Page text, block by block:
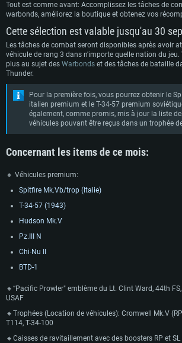
Tout est comme avant: Accomplissez les tâches de
warbonds, améliorez la boutique et obtenez vos
Cette sélection est valable jusqu'au 30
Les tâches de combat seront disponibles après avoir
véhicule de rang 3 dans n'importe quelle nation du
plus au sujet des Warbonds et des tâches de bataille
Thunder.
Pour la première fois, vous pourrez obtenir le
italien premium et le T-34-57 premium
également, comme promis, mis à jour la liste
véhicules pouvant être reçus dans un trophée
Concernant les items de ce mois:
🔸 Véhicules premium:
Spitfire Mk.Vb/trop (Italie)
Т-34-57 (1943)
Hudson Mk.V
Pz.III N
Chi-Nu II
BTD-1
🔸“Pacific Prowler" emblème du Lt. Clint Ward, 44th
USAF
🔸Trophées (Location de véhicules): Cromwell Mk.V
T114, Т-34-100
🔸Caisses de ravitaillement avec des boosters RP et